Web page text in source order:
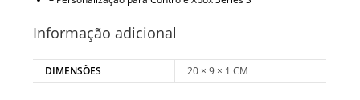
Informação adicional
DIMENSÕES 20 × 9 × 1 CM